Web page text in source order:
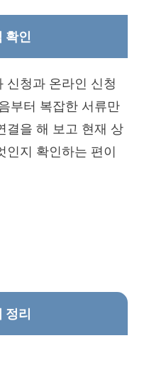
확인
신청과 온라인 신청
부터 복잡한 서류만
결을 해 보고 현재 상
인지 확인하는 편이
정리